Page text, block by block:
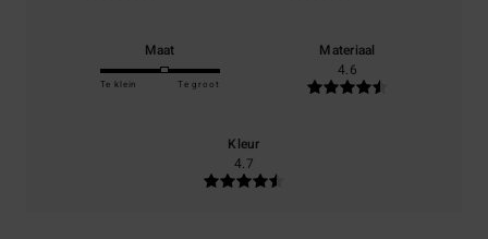
Maat
Te klein Te groot
Materiaal
4.6
Kleur
4.7